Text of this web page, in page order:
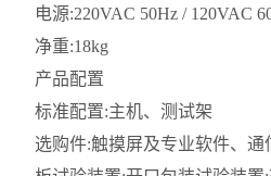
电源:220VAC 50Hz / 120VAC
净重:18kg
产品配置
标准配置:主机、测试架
选购件:触摸屏及专业软件、